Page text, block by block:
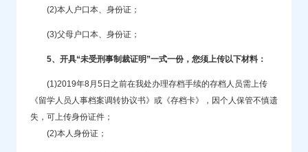
(2)本人户口本、身份证；
(3)父母户口本、身份证；
5、开具“未受刑事制裁证明”一式一份，您须上传以下材料：
(1)2019年8月5日之前在我处办理存档手续的存档人员需上传
《留学人员人事档案调转协议书》或《存档卡》，因个人保管不慎遗
失，可上传身份证件；
(2)本人身份证；